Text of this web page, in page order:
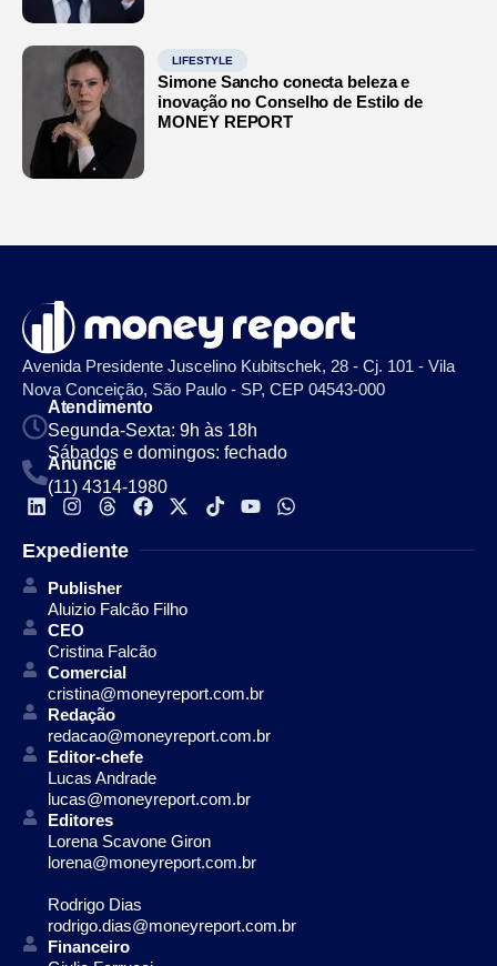
LIFESTYLE
Simone Sancho conecta beleza e
inovação no Conselho de Estilo de
MONEY REPORT
Avenida Presidente Juscelino Kubitschek, 28 - Cj. 101 - Vila
Nova Conceição, São Paulo - SP, CEP 04543-000
Atendimento
Segunda-Sexta: 9h às 18h
Sábados e domingos: fechado
Anuncie
(11) 4314-1980
Expediente
Publisher
Aluizio Falcão Filho
CEO
Cristina Falcão
Comercial
cristina@moneyreport.com.br
Redação
redacao@moneyreport.com.br
Editor-chefe
Lucas Andrade
lucas@moneyreport.com.br
Editores
Lorena Scavone Giron
lorena@moneyreport.com.br
Rodrigo Dias
rodrigo.dias@moneyreport.com.br
Financeiro